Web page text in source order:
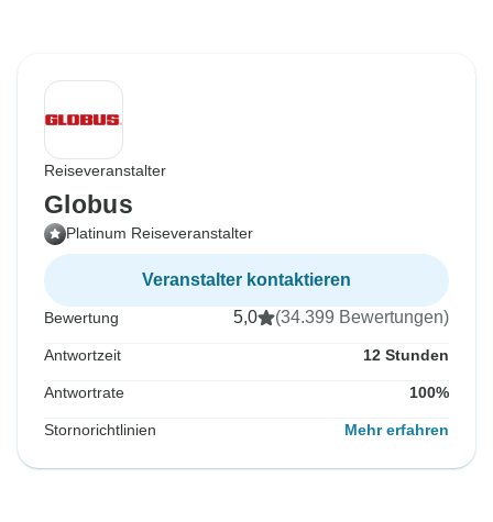
Reiseveranstalter
Globus
Platinum Reiseveranstalter
Veranstalter kontaktieren
Bewertung 5,0 (34.399 Bewertungen)
Antwortzeit 12 Stunden
Antwortrate 100%
Stornorichtlinien Mehr erfahren